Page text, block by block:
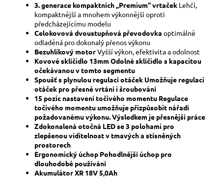
3. generace kompaktních „Premium“ vrtaček Lehčí,
kompaktnější a mnohem výkonnější oproti
předcházejícímu modelu
Celokovová dvoustupňová převodovka optimálně
odladěná pro dokonalý přenos výkonu
Bezuhlíkový motorVyšší výkon, efektivita a odolnost
Kovové sklíčidlo 13mm Odolné sklíčidlo s kapacitou
očekávanou v tomto segmentu
Spoušť s plynulou regulací otáček Umožňuje regulaci
otáček pro přesné vrtání i šroubování
15 pozic nastavení točivého momentu Regulace
točivého momentu umožňuje přizpůsobit nářadí
požadovanému výkonu. Výsledkem je přesnější práce
Zdokonalená otočná LED se 3 polohami pro
zlepšenou viditelnost v tmavých a stísněných
prostorech
Ergonomický úchop Pohodlnější úchop pro
dlouhodobé používání
Akumulátor XR 18V 5,0Ah